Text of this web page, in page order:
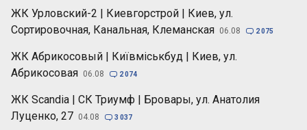
ЖК Урловский-2 | Киевгорстрой | Киев, ул.
Сортировочная, Канальная, Клеманская 06.08  2 075
ЖК Абрикосовый | Київміськбуд | Киев, ул.
Абрикосовая 06.08  2 074
ЖК Scandia | СК Триумф | Бровары, ул. Анатолия
Луценко, 27 04.08  3 037